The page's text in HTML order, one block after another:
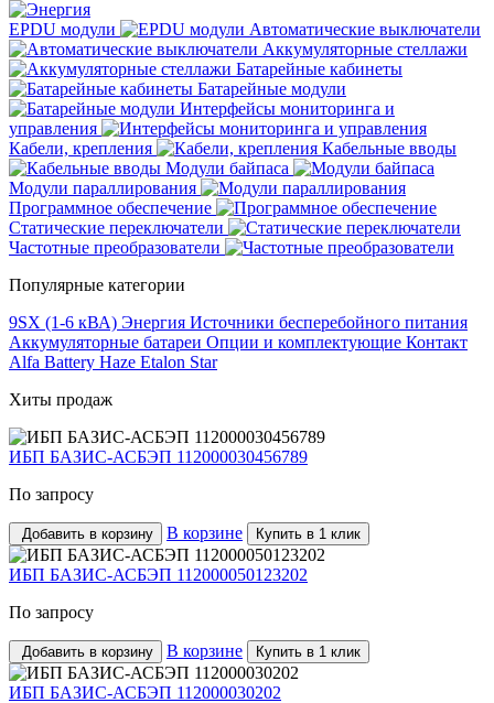
EPDU модули
Автоматические выключатели
Аккумуляторные стеллажи
Батарейные кабинеты
Батарейные модули
Интерфейсы мониторинга и
управления
Кабели, крепления
Кабельные вводы
Модули байпаса
Модули параллирования
Программное обеспечение
Статические переключатели
Частотные преобразователи
Популярные категории
9SX (1-6 кВА) Энергия Источники бесперебойного питания
Аккумуляторные батареи Опции и комплектующие Контакт
Alfa Battery Haze Etalon Star
Хиты продаж
ИБП БАЗИС-АСБЭП 112000030456789
По запросу
Добавить в корзину В корзине Купить в 1 клик
ИБП БАЗИС-АСБЭП 112000050123202
По запросу
Добавить в корзину В корзине Купить в 1 клик
ИБП БАЗИС-АСБЭП 112000030202